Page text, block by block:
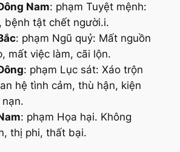
Nam: phạm Tuyệt mệnh:
bệnh tật chết người.i.
: phạm Ngũ quỷ: Mất nguồn
mất việc làm, cãi lộn.
: phạm Lục sát: Xáo trộn
hệ tình cảm, thù hận, kiện
: phạm Họa hại. Không
thị phi, thất bại.